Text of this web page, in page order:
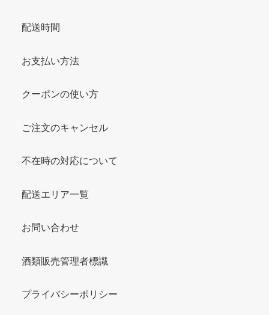
配送時間
お支払い方法
クーポンの使い方
ご注文のキャンセル
不在時の対応について
配送エリア一覧
お問い合わせ
酒類販売管理者標識
プライバシーポリシー